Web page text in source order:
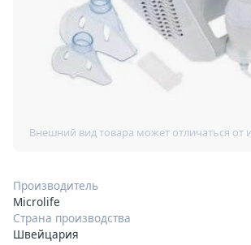
Производитель
Microlife
Страна производства
Швейцария